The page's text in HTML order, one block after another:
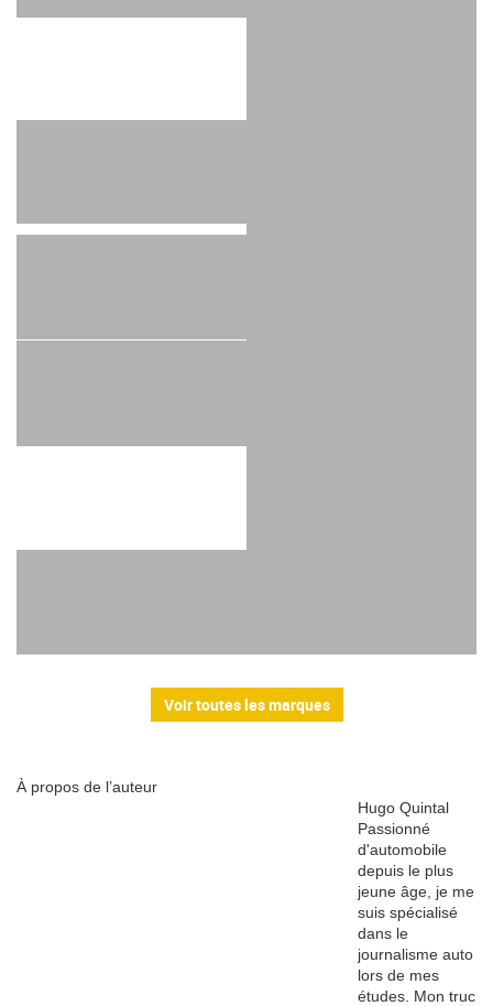
Voir toutes les marques
À propos de l’auteur
Hugo Quintal
Passionné
d'automobile
depuis le plus
jeune âge, je me
suis spécialisé
dans le
journalisme auto
lors de mes
études. Mon truc